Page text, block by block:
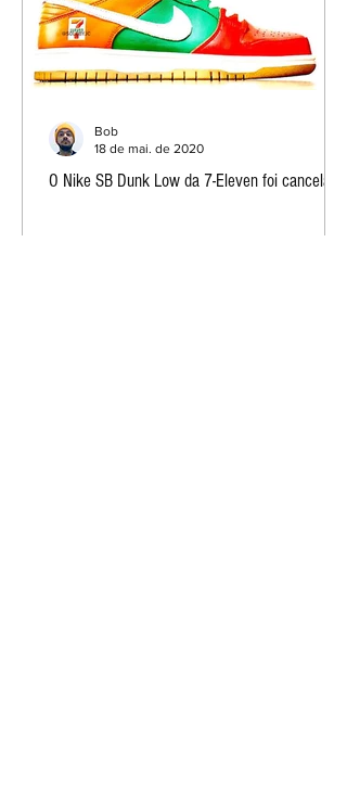
O Nike SB Dunk Low da 7-Eleven foi cancelado!
Bob
18 de mai. de 2020